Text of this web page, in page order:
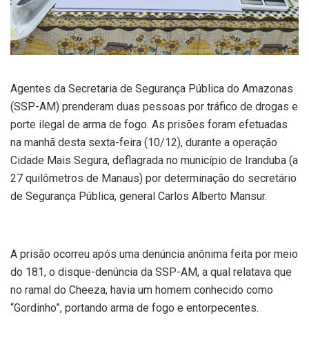
Agentes da Secretaria de Segurança Pública do Amazonas
(SSP-AM) prenderam duas pessoas por tráfico de drogas e
porte ilegal de arma de fogo. As prisões foram efetuadas
na manhã desta sexta-feira (10/12), durante a operação
Cidade Mais Segura, deflagrada no município de Iranduba (a
27 quilômetros de Manaus) por determinação do secretário
de Segurança Pública, general Carlos Alberto Mansur.
A prisão ocorreu após uma denúncia anônima feita por meio
do 181, o disque-denúncia da SSP-AM, a qual relatava que
no ramal do Cheeza, havia um homem conhecido como
“Gordinho”, portando arma de fogo e entorpecentes.